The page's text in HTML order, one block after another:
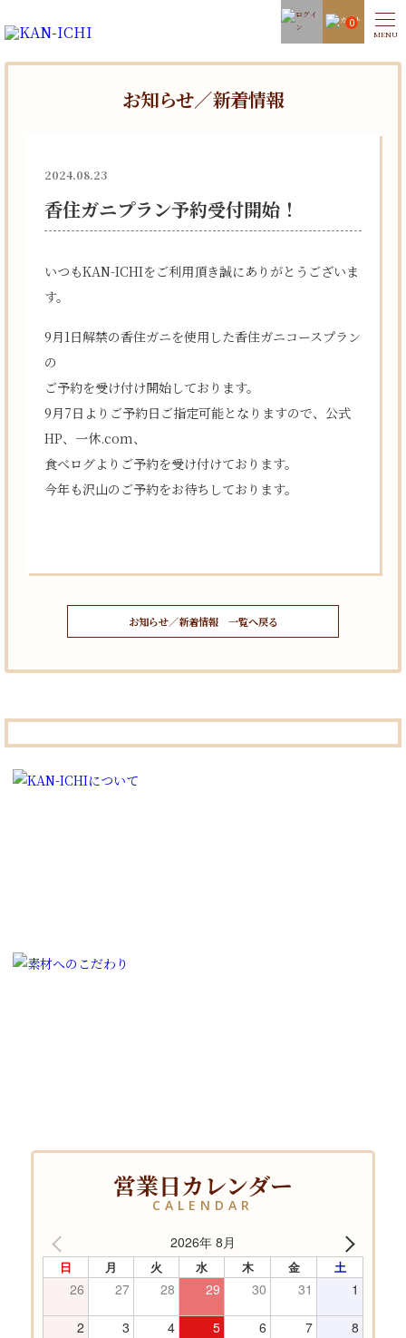
0
お知らせ／新着情報
2024.08.23
香住ガニプラン予約受付開始！
いつもKAN-ICHIをご利用頂き誠にありがとうございま
す。
9月1日解禁の香住ガニを使用した香住ガニコースプラン
の
ご予約を受け付け開始しております。
9月7日よりご予約日ご指定可能となりますので、公式
HP、一休.com、
食べログよりご予約を受け付けております。
今年も沢山のご予約をお待ちしております。
お知らせ／新着情報 一覧へ戻る
営業日カレンダー
CALENDAR
2026年 8月
日 月 火 水 木 金 土
26 27 28 29 30 31 1
2 3 4 5 6 7 8